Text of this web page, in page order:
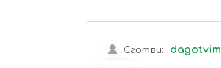
Сготви: dagotvim